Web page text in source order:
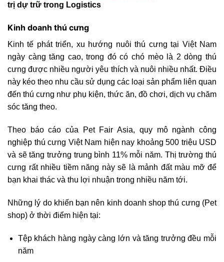
trị dự trữ trong Logistics
Kinh doanh thú cưng
Kinh tế phát triển, xu hướng nuôi thú cưng tại Việt Nam
ngày càng tăng cao, trong đó có chó mèo là 2 dòng thú
cưng được nhiều người yêu thích và nuôi nhiều nhất. Điều
này kéo theo nhu cầu sử dụng các loại sản phẩm liên quan
đến thú cưng như phụ kiện, thức ăn, đồ chơi, dịch vụ chăm
sóc tăng theo.
Theo báo cáo của Pet Fair Asia, quy mô ngành công
nghiệp thú cưng Việt Nam hiện nay khoảng 500 triệu USD
và sẽ tăng trưởng trung bình 11% mỗi năm. Thị trường thú
cưng rất nhiều tiềm năng này sẽ là mảnh đất màu mỡ để
bạn khai thác và thu lợi nhuận trong nhiều năm tới.
Những lý do khiến bạn nên kinh doanh shop thú cưng (Pet
shop) ở thời điểm hiện tại:
Tệp khách hàng ngày càng lớn và tăng trưởng đều mỗi
năm